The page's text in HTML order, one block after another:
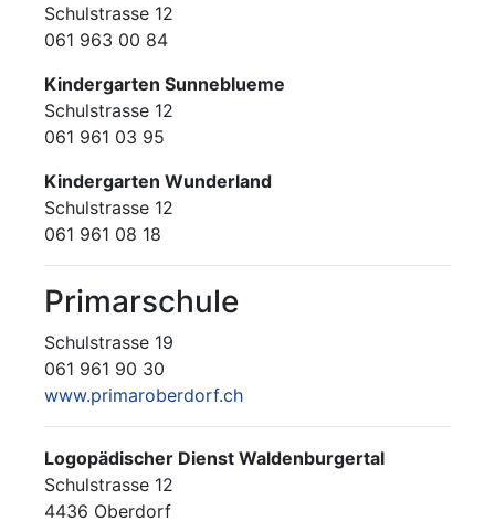
Schulstrasse 12
061 963 00 84
Kindergarten Sunneblueme
Schulstrasse 12
061 961 03 95
Kindergarten Wunderland
Schulstrasse 12
061 961 08 18
Primarschule
Schulstrasse 19
061 961 90 30
www.primaroberdorf.ch
Logopädischer Dienst Waldenburgertal
Schulstrasse 12
4436 Oberdorf